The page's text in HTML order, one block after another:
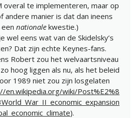
overal te implementeren, maar op
andere manier is dat dan ineens
nationale kwestie.)
wel eens wat van de Skidelsky’s
Dat zijn echte Keynes-fans.
Robert zou het welvaartsniveau
hoog liggen als nu, als het beleid
1989 niet zou zijn losgelaten
en.wikipedia.org/wiki/Post%E2%8
).